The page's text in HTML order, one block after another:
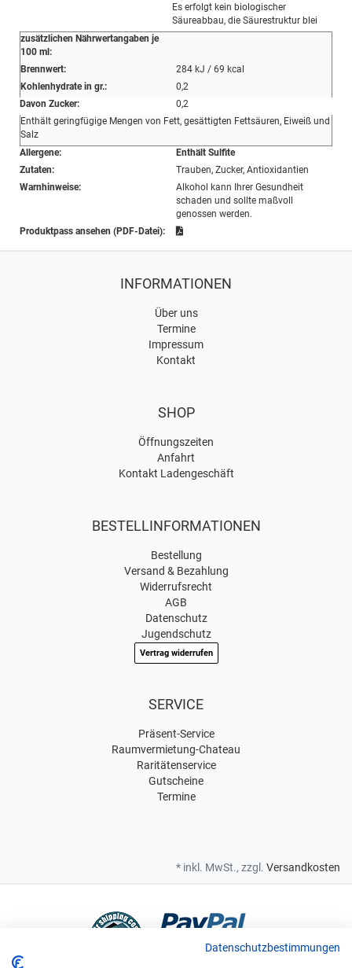
Es erfolgt kein biologischer
Säureabbau, die Säurestruktur blei
zusätzlichen Nährwertangaben je
100 ml:
Brennwert:
284 kJ / 69 kcal
Kohlenhydrate in gr.:
0,2
Davon Zucker:
0,2
Enthält geringfügige Mengen von Fett, gesättigten Fettsäuren, Eiweiß und
Salz
Allergene:
Enthält Sulfite
Zutaten:
Trauben, Zucker, Antioxidantien
Warnhinweise:
Alkohol kann Ihrer Gesundheit
schaden und sollte maßvoll
genossen werden.
Produktpass ansehen (PDF-Datei):
INFORMATIONEN
Über uns
Termine
Impressum
Kontakt
SHOP
Öffnungszeiten
Anfahrt
Kontakt Ladengeschäft
BESTELLINFORMATIONEN
Bestellung
Versand & Bezahlung
Widerrufsrecht
AGB
Datenschutz
Jugendschutz
Vertrag widerrufen
SERVICE
Präsent-Service
Raumvermietung-Chateau
Raritätenservice
Gutscheine
Termine
* inkl. MwSt., zzgl. Versandkosten
Datenschutzbestimmungen